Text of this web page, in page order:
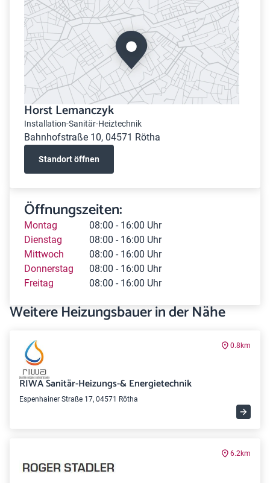
Horst Lemanczyk
Installation-Sanitär-Heiztechnik
Bahnhofstraße 10, 04571 Rötha
Standort öffnen
Öffnungszeiten:
Montag
08:00 - 16:00 Uhr
Dienstag
08:00 - 16:00 Uhr
Mittwoch
08:00 - 16:00 Uhr
Donnerstag
08:00 - 16:00 Uhr
Freitag
08:00 - 16:00 Uhr
Weitere Heizungsbauer in der Nähe
0.8km
RIWA Sanitär-Heizungs-& Energietechnik
Espenhainer Straße 17, 04571 Rötha
6.2km